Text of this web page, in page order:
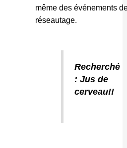
même des événements
réseautage.
Recherché
: Jus de
cerveau!!